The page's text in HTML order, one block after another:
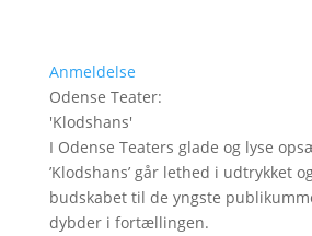
Anmeldelse
Odense Teater:
'Klodshans'
I Odense Teaters glade og lyse
’Klodshans’ går lethed i udtrykket
budskabet til de yngste
dybder i fortællingen.